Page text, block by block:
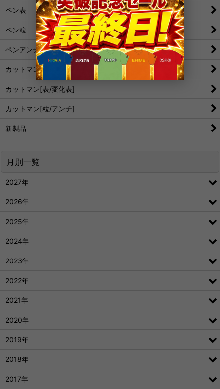
ペン表
ペン粒
ペンアンチ
カットマン[裏]
カットマン[表/変化表]
カットマン[粒/アンチ]
新製品
月別一覧
2027年
2026年
2025年
2024年
2023年
2022年
2021年
2020年
2019年
2018年
2017年